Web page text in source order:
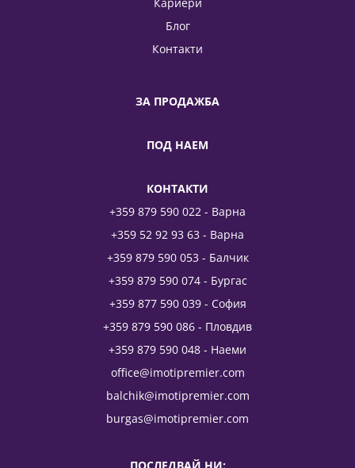
Блог
Контакти
ЗА ПРОДАЖБА
ПОД НАЕМ
КОНТАКТИ
+359 879 590 022 - Варна
+359 52 92 93 63 - Варна
+359 879 590 053 - Балчик
+359 879 590 074 - Бургас
+359 877 590 039 - София
+359 879 590 086 - Пловдив
+359 879 590 048 - Наеми
office@imotipremier.com
balchik@imotipremier.com
burgas@imotipremier.com
ПОСЛЕДВАЙ НИ: